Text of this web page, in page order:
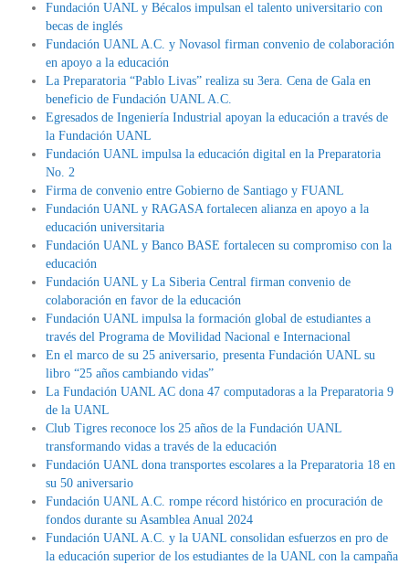
Fundación UANL y Bécalos impulsan el talento universitario con
becas de inglés
Fundación UANL A.C. y Novasol firman convenio de colaboración
en apoyo a la educación
La Preparatoria “Pablo Livas” realiza su 3era. Cena de Gala en
beneficio de Fundación UANL A.C.
Egresados de Ingeniería Industrial apoyan la educación a través de
la Fundación UANL
Fundación UANL impulsa la educación digital en la Preparatoria
No. 2
Firma de convenio entre Gobierno de Santiago y FUANL
Fundación UANL y RAGASA fortalecen alianza en apoyo a la
educación universitaria
Fundación UANL y Banco BASE fortalecen su compromiso con la
educación
Fundación UANL y La Siberia Central firman convenio de
colaboración en favor de la educación
Fundación UANL impulsa la formación global de estudiantes a
través del Programa de Movilidad Nacional e Internacional
En el marco de su 25 aniversario, presenta Fundación UANL su
libro “25 años cambiando vidas”
La Fundación UANL AC dona 47 computadoras a la Preparatoria 9
de la UANL
Club Tigres reconoce los 25 años de la Fundación UANL
transformando vidas a través de la educación
Fundación UANL dona transportes escolares a la Preparatoria 18 en
su 50 aniversario
Fundación UANL A.C. rompe récord histórico en procuración de
fondos durante su Asamblea Anual 2024
Fundación UANL A.C. y la UANL consolidan esfuerzos en pro de
la educación superior de los estudiantes de la UANL con la campaña